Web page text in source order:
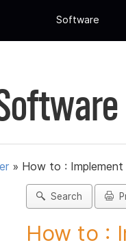
Software
» How to : Implement
Search
How to :